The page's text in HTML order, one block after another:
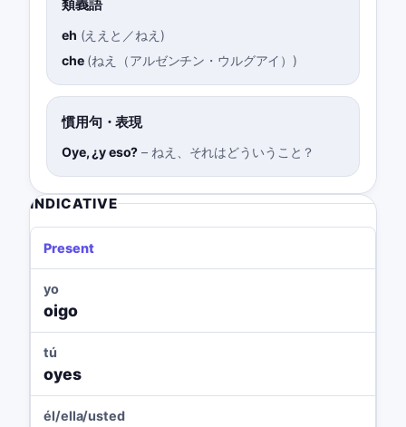
類義語
eh (ええと／ねえ )
che(ねえ（アルゼンチン・ウルグアイ） )
慣用句・表現
Oye, ¿y eso? – ねえ、それはどういうこと？
INDICATIVE
Present
yo
oigo
tú
oyes
él/ella/usted